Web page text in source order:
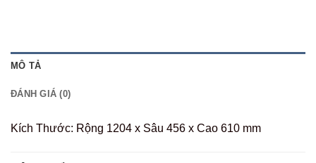
MÔ TẢ
ĐÁNH GIÁ (0)
Kích Thước: Rộng 1204 x Sâu 456 x Cao 610 mm